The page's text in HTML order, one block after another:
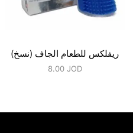
ريفلكس للطعام الجاف (نسخ)
8.00 JOD